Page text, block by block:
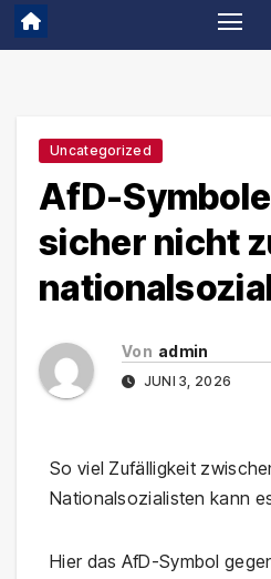
Uncategorized
AfD-
sicher nicht
Von admin
JUNI 3, 2026
So viel Zufälligkeit
Nationalsozialisten kann
Hier das AfD-Symbol